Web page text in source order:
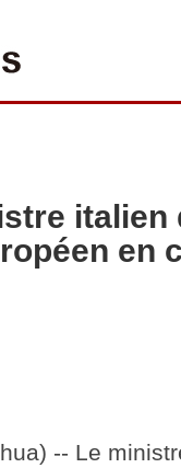
italien
en
-- Le